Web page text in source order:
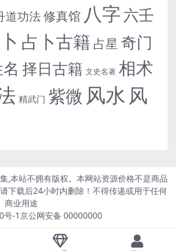
道功法修真馆 八字 六壬
占卜古籍 占星 奇门
择日古籍 文史名著 相术
精武门 紫微 风水 风
,本站不拥有版权。本网站资源价格不是商品
下载后24小时内删除！不得传递或用于任何
商业用途
号-1京公网安备 00000000